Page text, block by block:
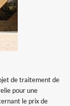
de traitement de
pour une
le prix de